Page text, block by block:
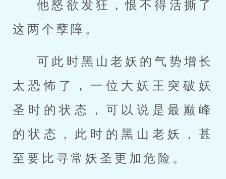
他怒欲发狂，恨不得活撕了
这两个孽障。
可此时黑山老妖的气势增长
太恐怖了，一位大妖王突破妖
圣时的状态，可以说是最巅峰
的状态，此时的黑山老妖，甚
至要比寻常妖圣更加危险。